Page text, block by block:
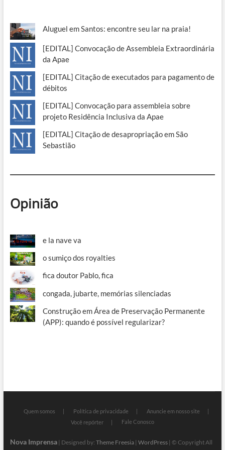
Aluguel em Santos: encontre seu lar na praia!
[EDITAL] Convocação de Assembleia Extraordinária
da Apae
[EDITAL] Citação de executados para pagamento de
débitos
[EDITAL] Convocação para assembleia sobre
projeto Residência Inclusiva da Apae
[EDITAL] Citação de desapropriação em São
Sebastião
Opinião
e la nave va
o sumiço dos royalties
fica doutor Pablo, fica
congada, jubarte, memórias silenciadas
Construção em Área de Preservação Permanente
(APP): quando é possível regularizar?
Quem somos Política de privacidade
Anuncie em nosso site
Você repórter
Fale Conosco
Nova Imprensa| Designed by: Theme Freesia| WordPress| © Copyright All